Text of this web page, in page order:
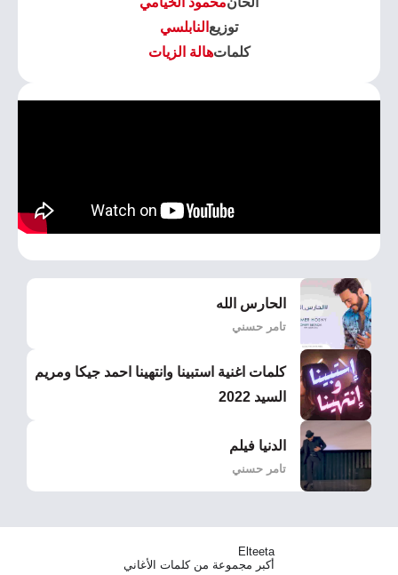
توزيع النابلسي
كلماتهالة الزيات
الحارس الله
تامر حسني
كلمات اغنية استبينا وانتهينا احمد جيكا ومريم
السيد 2022
الدنيا فيلم
تامر حسني
Elteeta
أكبر مجموعة من كلمات الأغاني